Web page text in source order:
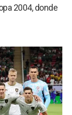
2004, donde